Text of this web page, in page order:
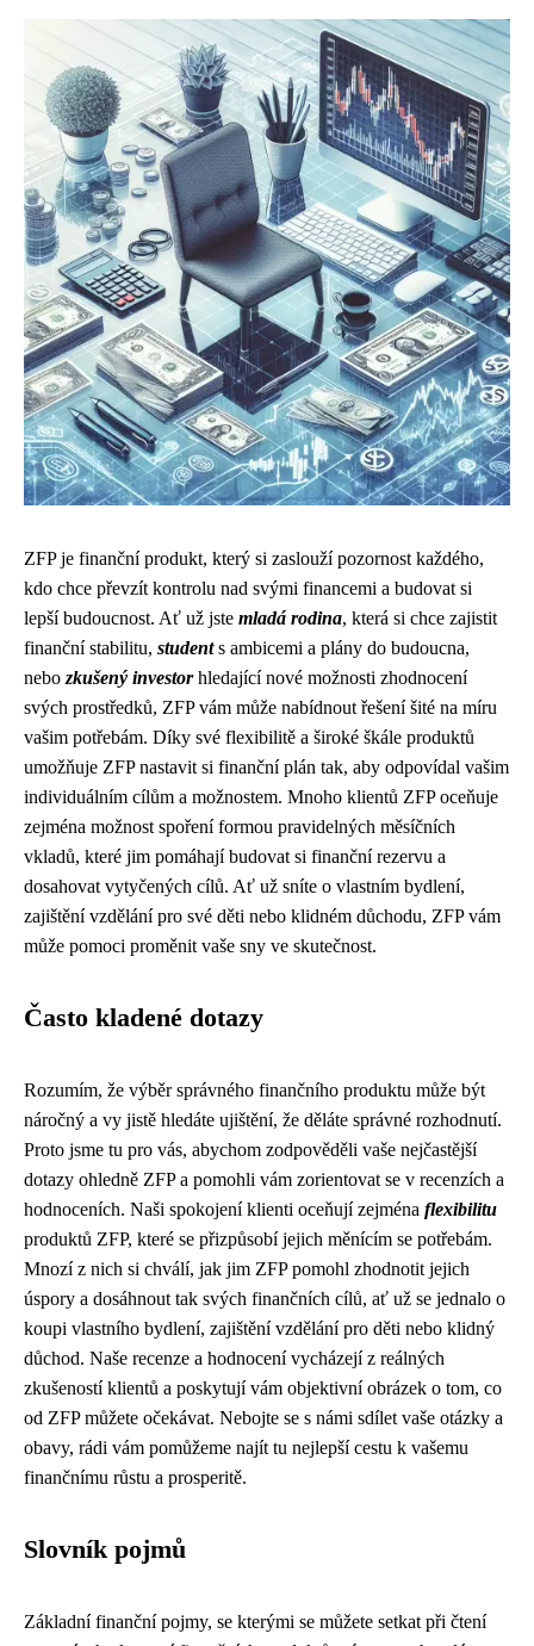
ZFP je finanční produkt, který si zaslouží pozornost každého,
kdo chce převzít kontrolu nad svými financemi a budovat si
lepší budoucnost. Ať už jste mladá rodina, která si chce zajistit
finanční stabilitu, students ambicemi a plány do budoucna,
nebo zkušený investorhledající nové možnosti zhodnocení
svých prostředků, ZFP vám může nabídnout řešení šité na míru
vašim potřebám. Díky své flexibilitě a široké škále produktů
umožňuje ZFP nastavit si finanční plán tak, aby odpovídal vašim
individuálním cílům a možnostem. Mnoho klientů ZFP oceňuje
zejména možnost spoření formou pravidelných měsíčních
vkladů, které jim pomáhají budovat si finanční rezervu a
dosahovat vytyčených cílů. Ať už sníte o vlastním bydlení,
zajištění vzdělání pro své děti nebo klidném důchodu, ZFP vám
může pomoci proměnit vaše sny ve skutečnost.
Často kladené dotazy
Rozumím, že výběr správného finančního produktu může být
náročný a vy jistě hledáte ujištění, že děláte správné rozhodnutí.
Proto jsme tu pro vás, abychom zodpověděli vaše nejčastější
dotazy ohledně ZFP a pomohli vám zorientovat se v recenzích a
hodnoceních. Naši spokojení klienti oceňují zejména flexibilitu
produktů ZFP, které se přizpůsobí jejich měnícím se potřebám.
Mnozí z nich si chválí, jak jim ZFP pomohl zhodnotit jejich
úspory a dosáhnout tak svých finančních cílů, ať už se jednalo o
koupi vlastního bydlení, zajištění vzdělání pro děti nebo klidný
důchod. Naše recenze a hodnocení vycházejí z reálných
zkušeností klientů a poskytují vám objektivní obrázek o tom, co
od ZFP můžete očekávat. Nebojte se s námi sdílet vaše otázky a
obavy, rádi vám pomůžeme najít tu nejlepší cestu k vašemu
finančnímu růstu a prosperitě.
Slovník pojmů
Základní finanční pojmy, se kterými se můžete setkat při čtení